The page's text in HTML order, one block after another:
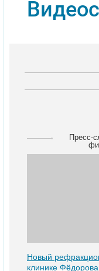
Пресс-
Новый
клинике Фёдорова